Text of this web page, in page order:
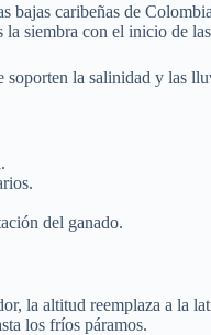
caribeñas de
siembra con el inicio de
la salinidad y las
del ganado.
la altitud reemplaza a
los fríos páramos.